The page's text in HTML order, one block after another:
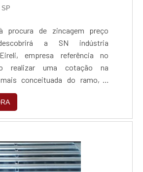
SP
procura de zincagem preço
a SN indústria
empresa referência no
realizar uma cotação na
conceituada do ramo, o
com serviços de excelência e o
para sanar eventuais
PREÇO JUSTO E
empresa que preza pela
na internet a SN indús...